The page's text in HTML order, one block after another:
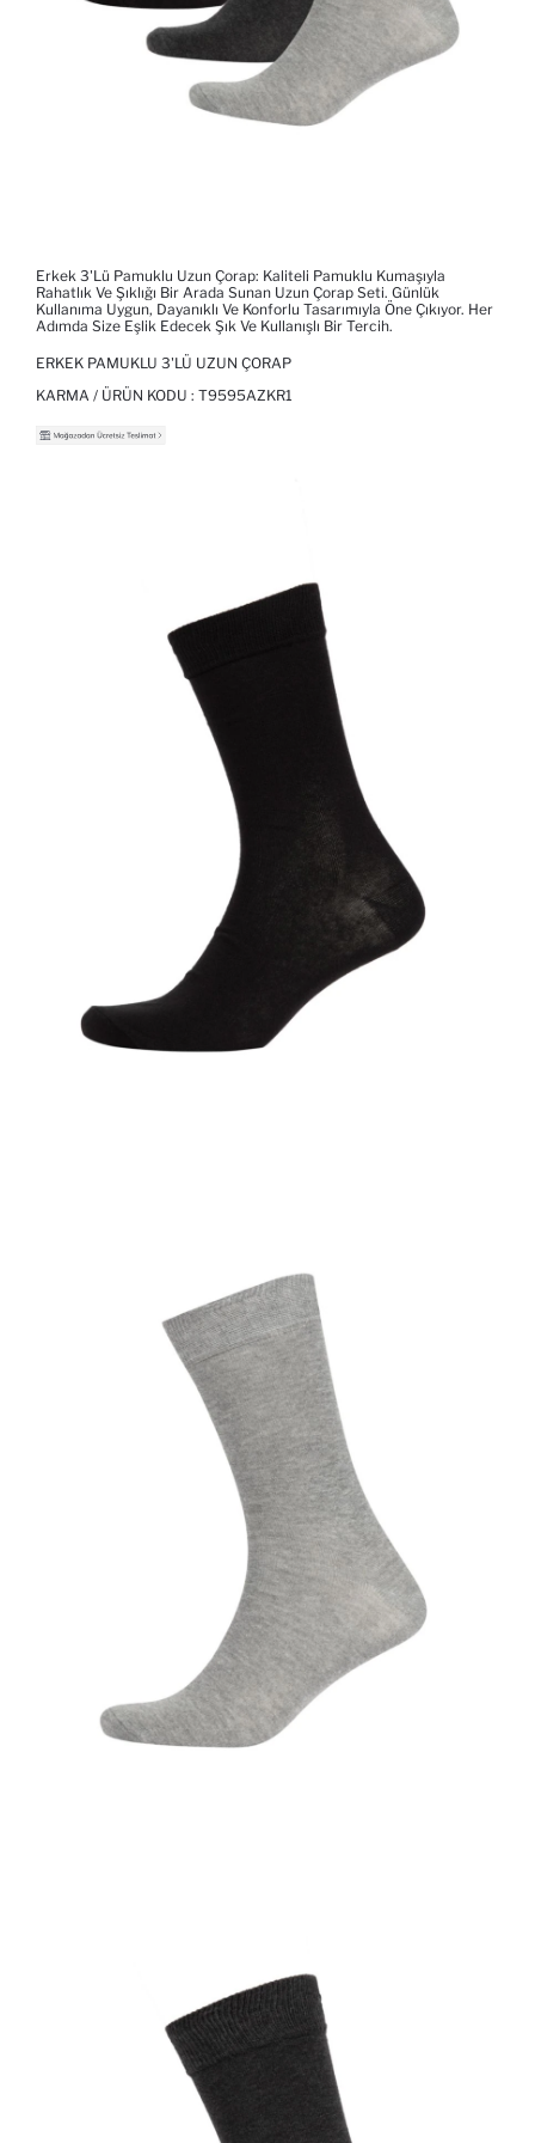
Erkek 3'lü Pamuklu Uzun Çorap: Kaliteli Pamuklu Kumaşıyla
Rahatlık Ve Şıklığı Bir Arada Sunan Uzun Çorap Seti. Günlük
Kullanıma Uygun, Dayanıklı Ve Konforlu Tasarımıyla Öne Çıkıyor. Her
Adımda Size Eşlik Edecek Şık Ve Kullanışlı Bir Tercih.
ERKEK PAMUKLU 3'LÜ UZUN ÇORAP
KARMA / ÜRÜN KODU : T9595AZKR1